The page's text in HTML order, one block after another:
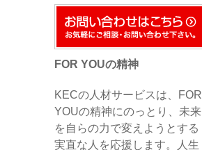
FOR YOUの精神
KECの人材サービスは、FOR
YOUの精神にのっとり、未来
を自らの力で変えようとする
実直な人を応援します。人生